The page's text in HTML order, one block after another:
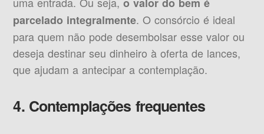
parcelado integralmente. O consórcio é ideal
para quem não pode desembolsar esse valor ou
deseja destinar seu dinheiro à oferta de lances,
que ajudam a antecipar a contemplação.
4. Contemplações frequentes